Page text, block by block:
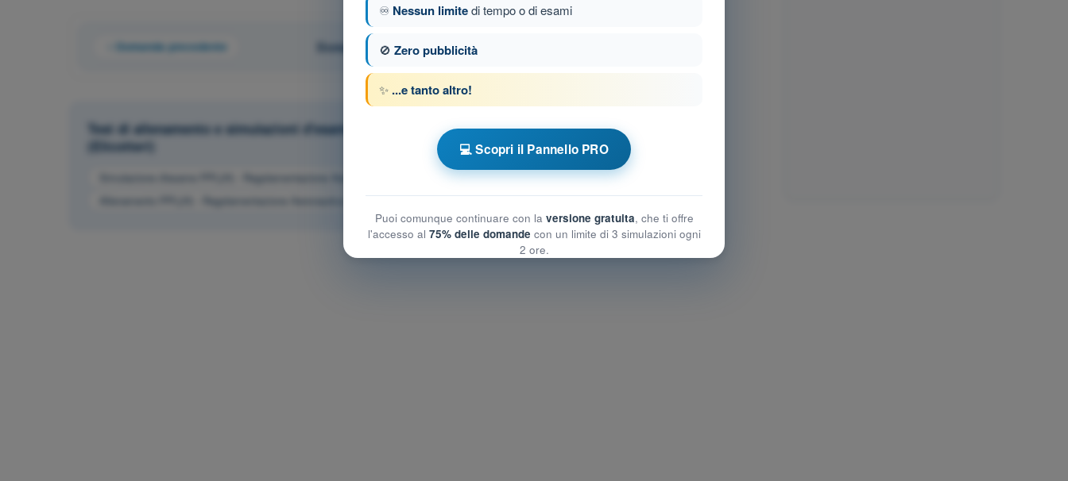
Domanda precedente Domanda 130 di 192
Test di allenamento e simulazioni d'esame a tempo PPL(H) - Licenza Pilota Privato
(Elicotteri)
Simulazione d'esame PPL(H) - Regolamentazione Aeronautica
Allenamento PPL(H) - Regolamentazione Aeronautica
Esame in PDF PPL(H) - Regolamentazione Aeronautica
♾️ Nessun limitedi tempo o di esami
🚫 Zero pubblicità
✨ ...e tanto altro!
💻 Scopri il Pannello PRO
Puoi comunque continuare con la versione gratuita, che ti offre
l'accesso al 75% delle domande con un limite di 3 simulazioni ogni
2 ore.